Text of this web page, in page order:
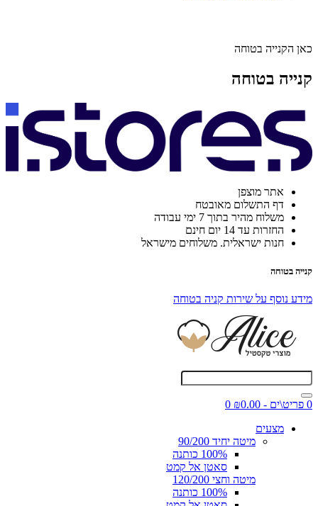
כאן הקנייה בטוחה
קנייה בטוחה
אתר מוצפן
דף התשלום מאובטח
משלוח מהיר בתוך 7 ימי עבודה
החזרות עד 14 יום חינם
חנות ישראלית. משלוחים מישראל
קנייה בטוחה
מידע נוסף על שירות קניה בטוחה
0 פריט\ים - ₪0.00
0
מצעים
מיטה יחיד 90/200
100% כותנה
סאטן אל קמט
מיטה וחצי 120/200
100% כותנה